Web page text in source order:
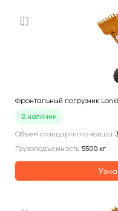
Фронтальный погрузчик
В наличии
Объем стандартного ковша
Грузоподъемность 5500 кг